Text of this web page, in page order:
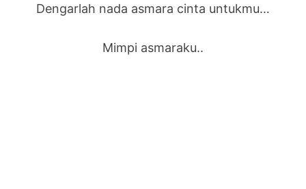
Dengarlah nada asmara cinta untukmu…
Mimpi asmaraku..